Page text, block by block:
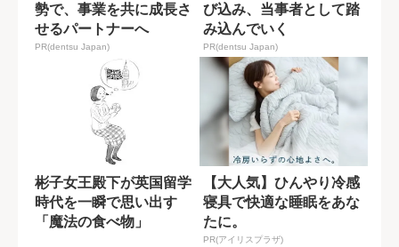
勢で、事業を共に成長さ
せるパートナーへ
PR(dentsu Japan)
び込み、当事者として踏
み込んでいく
PR(dentsu Japan)
彬子女王殿下が英国留学
時代を一瞬で思い出す
「魔法の食べ物」
【大人気】ひんやり冷感
寝具で快適な睡眠をあな
たに。
PR(アイリスプラザ)